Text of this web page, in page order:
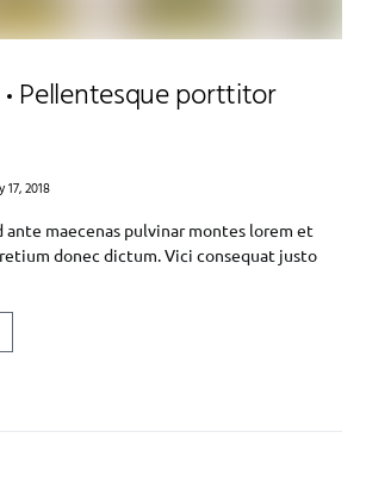
Pellentesque porttitor
17, 2018
ante maecenas pulvinar montes lorem et
donec dictum. Vici consequat justo